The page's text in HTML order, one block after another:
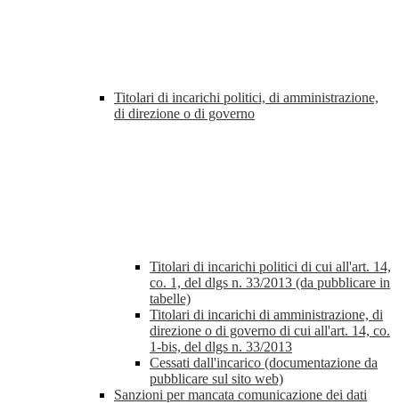
Titolari di incarichi politici, di amministrazione,
di direzione o di governo
Titolari di incarichi politici di cui all'art. 14,
co. 1, del dlgs n. 33/2013 (da pubblicare in
tabelle)
Titolari di incarichi di amministrazione, di
direzione o di governo di cui all'art. 14, co.
1-bis, del dlgs n. 33/2013
Cessati dall'incarico (documentazione da
pubblicare sul sito web)
Sanzioni per mancata comunicazione dei dati